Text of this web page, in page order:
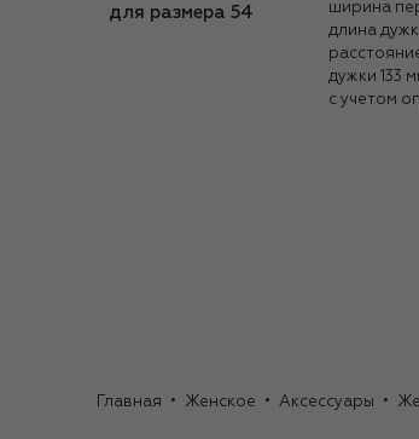
для размера 54
ширина
длина
дужки 133
с учетом
Главная Женское Аксессуары